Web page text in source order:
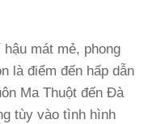
mát mẻ, phong
là điểm đến hấp dẫn
Ma Thuột đến Đà
tùy vào tình hình